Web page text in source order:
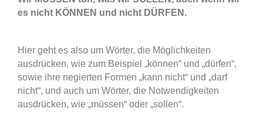
es nicht KÖNNEN und nicht DÜRFEN.
Hier geht es also um Wörter, die Möglichkeiten
ausdrücken, wie zum Beispiel „können“ und „dürfen“,
sowie ihre negierten Formen „kann nicht“ und „darf
nicht“, und auch um Wörter, die Notwendigkeiten
ausdrücken, wie „müssen“ oder „sollen“.